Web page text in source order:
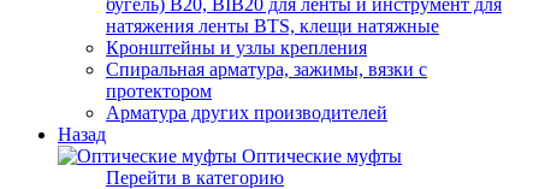
бугель) B20, BIB20 для ленты и инструмент для
натяжения ленты BTS, клещи натяжные
Кронштейны и узлы крепления
Спиральная арматура, зажимы, вязки с
протектором
Арматура других производителей
Назад
Оптические муфты
Перейти в категорию